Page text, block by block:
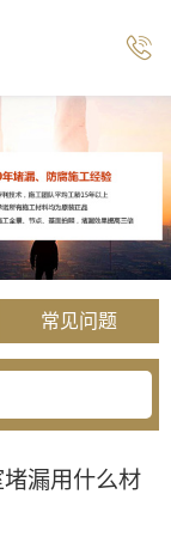
常见问题
漏用什么材
